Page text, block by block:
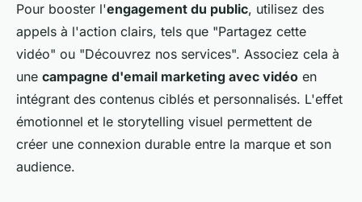
Pour booster l'engagement du public, utilisez des
appels à l'action clairs, tels que "Partagez cette
vidéo" ou "Découvrez nos services". Associez cela à
une campagne d'email marketing avec vidéo en
intégrant des contenus ciblés et personnalisés. L'effet
émotionnel et le storytelling visuel permettent de
créer une connexion durable entre la marque et son
audience.